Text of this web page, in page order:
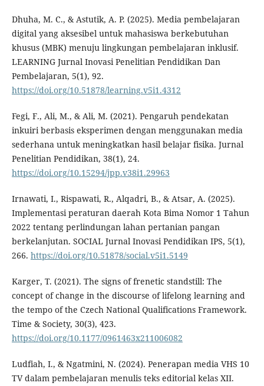
Dhuha, M. C., & Astutik, A. P. (2025). Media pembelajaran
digital yang aksesibel untuk mahasiswa berkebutuhan
khusus (MBK) menuju lingkungan pembelajaran inklusif.
LEARNING Jurnal Inovasi Penelitian Pendidikan Dan
Pembelajaran, 5(1), 92.
https://doi.org/10.51878/learning.v5i1.4312
Fegi, F., Ali, M., & Ali, M. (2021). Pengaruh pendekatan
inkuiri berbasis eksperimen dengan menggunakan media
sederhana untuk meningkatkan hasil belajar fisika. Jurnal
Penelitian Pendidikan, 38(1), 24.
https://doi.org/10.15294/jpp.v38i1.29963
Irnawati, I., Rispawati, R., Alqadri, B., & Atsar, A. (2025).
Implementasi peraturan daerah Kota Bima Nomor 1 Tahun
2022 tentang perlindungan lahan pertanian pangan
berkelanjutan. SOCIAL Jurnal Inovasi Pendidikan IPS, 5(1),
266. https://doi.org/10.51878/social.v5i1.5149
Karger, T. (2021). The signs of frenetic standstill: The
concept of change in the discourse of lifelong learning and
the tempo of the Czech National Qualifications Framework.
Time & Society, 30(3), 423.
https://doi.org/10.1177/0961463x211006082
Ludfiah, I., & Ngatmini, N. (2024). Penerapan media VHS 10
TV dalam pembelajaran menulis teks editorial kelas XII.